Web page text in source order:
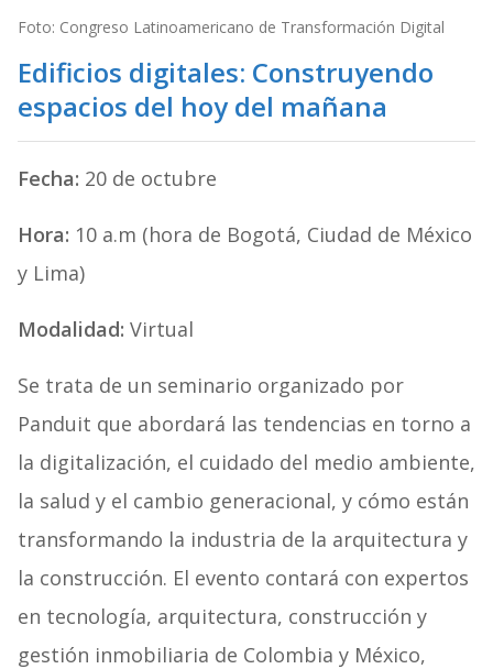
Foto: Congreso Latinoamericano de Transformación Digital
Edificios digitales: Construyendo
espacios del hoy del mañana
Fecha: 20 de octubre
Hora: 10 a.m (hora de Bogotá, Ciudad de México
y Lima)
Modalidad: Virtual
Se trata de un seminario organizado por
Panduit que abordará las tendencias en torno a
la digitalización, el cuidado del medio ambiente,
la salud y el cambio generacional, y cómo están
transformando la industria de la arquitectura y
la construcción. El evento contará con expertos
en tecnología, arquitectura, construcción y
gestión inmobiliaria de Colombia y México,